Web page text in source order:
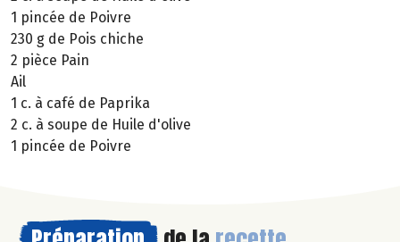
1 pincée de Poivre
230 g de Pois chiche
2 pièce Pain
Ail
1 c. à café de Paprika
2 c. à soupe de Huile d'olive
1 pincée de Poivre